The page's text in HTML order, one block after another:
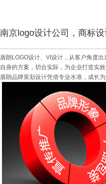
南京logo设计公司，商标
盾朗LOGO设计、VI设计，从客户角度
自身的方案，切合实际，为企业打造实效
盾朗品牌策划设计凭借专业水准，成长为